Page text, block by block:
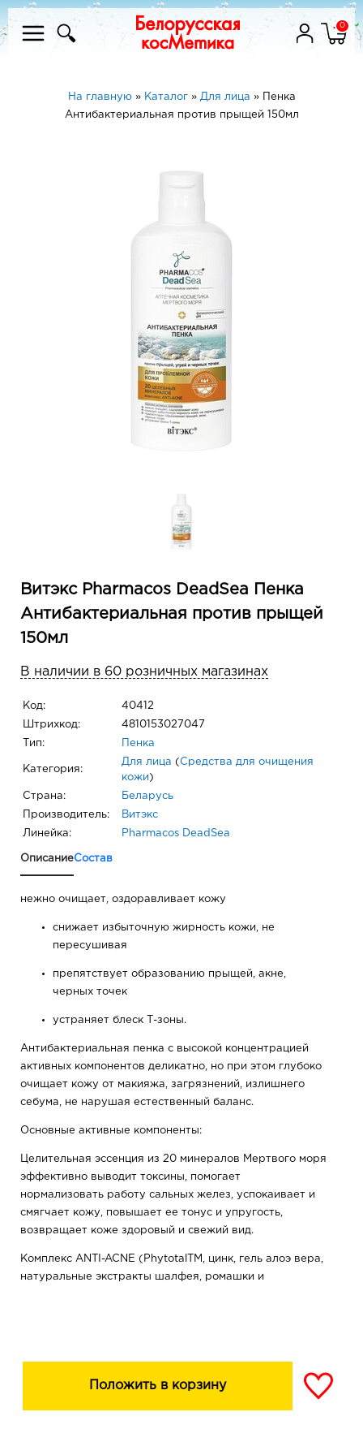
0
На главную» Каталог» Для лица »
Пенка
Антибактериальная против прыщей 150мл
Витэкс Pharmacos DeadSea Пенка
Антибактериальная против прыщей
150мл
В наличии в 60 розничных магазинах
Код: 40412
Штрихкод: 4810153027047
Тип: Пенка
Категория:
Для лица ( Средства для очищения
кожи )
Страна: Беларусь
Производитель: Витэкс
Линейка: Pharmacos DeadSea
ОписаниеСостав
нежно очищает, оздоравливает кожу
снижает избыточную жирность кожи, не
пересушивая
препятствует образованию прыщей, акне,
черных точек
устраняет блеск Т-зоны.
Антибактериальная пенка с высокой концентрацией
активных компонентов деликатно, но при этом глубоко
очищает кожу от макияжа, загрязнений, излишнего
себума, не нарушая естественный баланс.
Основные активные компоненты:
Целительная эссенция из 20 минералов Мертвого моря
эффективно выводит токсины, помогает
нормализовать работу сальных желез, успокаивает и
смягчает кожу, повышает ее тонус и упругость,
возвращает коже здоровый и свежий вид.
Комплекс ANTI-ACNE (PhytotalТМ, цинк, гель алоэ вера,
натуральные экстракты шалфея, ромашки и
Цинк оказывает антибактериальное,
стимулирует процессы регенерации и заживления
Положить в корзину